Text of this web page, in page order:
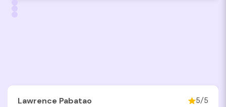
Lawrence Pabatao 5/5